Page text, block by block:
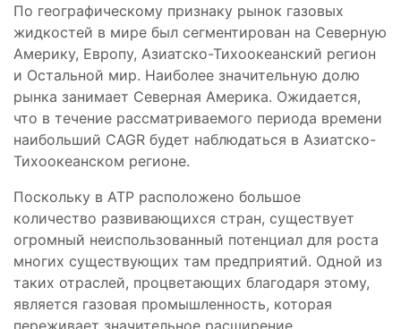
По географическому признаку рынок газовых
жидкостей в мире был сегментирован на Северную
Америку, Европу, Азиатско-Тихоокеанский регион
и Остальной мир. Наиболее значительную долю
рынка занимает Северная Америка. Ожидается,
что в течение рассматриваемого периода времени
наибольший CAGR будет наблюдаться в Азиатско-
Тихоокеанском регионе.
Поскольку в АТР расположено большое
количество развивающихся стран, существует
огромный неиспользованный потенциал для роста
многих существующих там предприятий. Одной из
таких отраслей, процветающих благодаря этому,
является газовая промышленность, которая
переживает значительное расширение.